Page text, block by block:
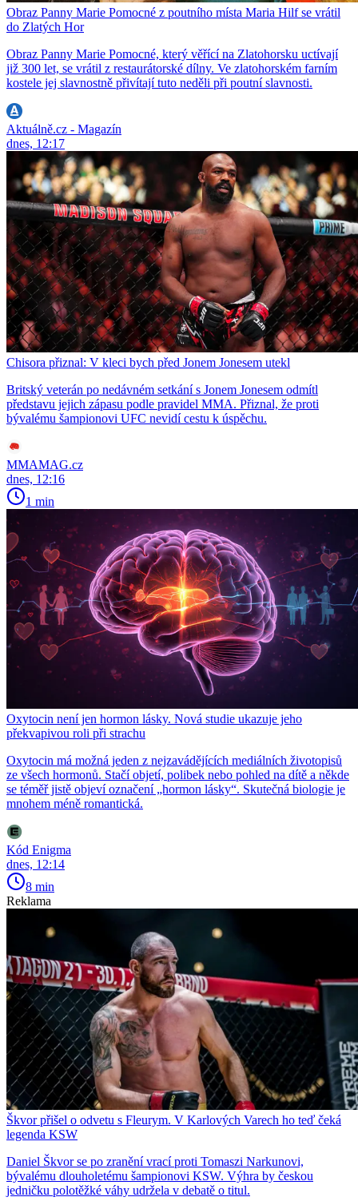
Obraz Panny Marie Pomocné z poutního místa Maria Hilf se vrátil
do Zlatých Hor
Obraz Panny Marie Pomocné, který věřící na Zlatohorsku uctívají
již 300 let, se vrátil z restaurátorské dílny. Ve zlatohorském farním
kostele jej slavnostně přivítají tuto neděli při poutní slavnosti.
Aktuálně.cz - Magazín
dnes, 12:17
Chisora přiznal: V kleci bych před Jonem Jonesem utekl
Britský veterán po nedávném setkání s Jonem Jonesem odmítl
představu jejich zápasu podle pravidel MMA. Přiznal, že proti
bývalému šampionovi UFC nevidí cestu k úspěchu.
MMAMAG.cz
dnes, 12:16
1 min
Oxytocin není jen hormon lásky. Nová studie ukazuje jeho
překvapivou roli při strachu
Oxytocin má možná jeden z nejzavádějících mediálních životopisů
ze všech hormonů. Stačí objetí, polibek nebo pohled na dítě a někde
se téměř jistě objeví označení „hormon lásky“. Skutečná biologie je
mnohem méně romantická.
Kód Enigma
dnes, 12:14
8 min
Reklama
Škvor přišel o odvetu s Fleurym. V Karlových Varech ho teď čeká
legenda KSW
Daniel Škvor se po zranění vrací proti Tomaszi Narkunovi,
bývalému dlouholetému šampionovi KSW. Výhra by českou
jedničku polotěžké váhy udržela v debatě o titul.